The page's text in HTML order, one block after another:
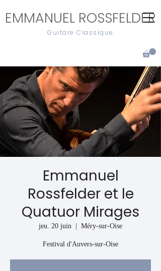
EMMANUEL ROSSFELDER
Guitare Classique
Emmanuel
Rossfelder et le
Quatuor Mirages
jeu. 20 juin Méry-sur-Oise
Festival d'Auvers-sur-Oise